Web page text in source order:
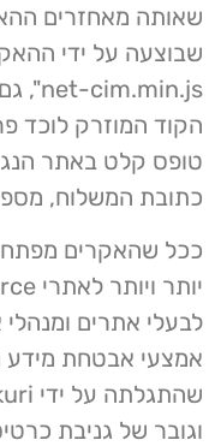
שאותה מאחזרים
הקוד המוזרק לוכד
טופס קלט באתר
כתובת המשלוח,
ככל שהאקרים
לבעלי אתרים
אמצעי אבטחת מידע
וגובר של גניבת